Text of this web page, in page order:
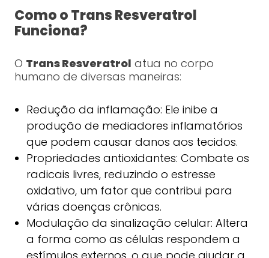
Como o Trans Resveratrol
Funciona?
O Trans Resveratrol atua no corpo
humano de diversas maneiras:
Redução da inflamação: Ele inibe a
produção de mediadores inflamatórios
que podem causar danos aos tecidos.
Propriedades antioxidantes: Combate os
radicais livres, reduzindo o estresse
oxidativo, um fator que contribui para
várias doenças crônicas.
Modulação da sinalização celular: Altera
a forma como as células respondem a